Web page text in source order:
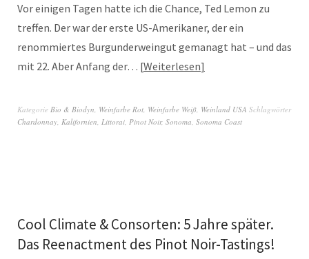
Vor einigen Tagen hatte ich die Chance, Ted Lemon zu
treffen. Der war der erste US-Amerikaner, der ein
renommiertes Burgunderweingut gemanagt hat – und das
mit 22. Aber Anfang der… Weiterlesen
Kategorie Bio & Biodyn Weinfarbe Rot Weinfarbe Weiß Weinland USA Schlagwörter
Chardonnay Kalifornien Littorai Pinot Noir, Sonoma Sonoma Coast
Cool Climate & Consorten: 5 Jahre später.
Das Reenactment des Pinot Noir-Tastings!